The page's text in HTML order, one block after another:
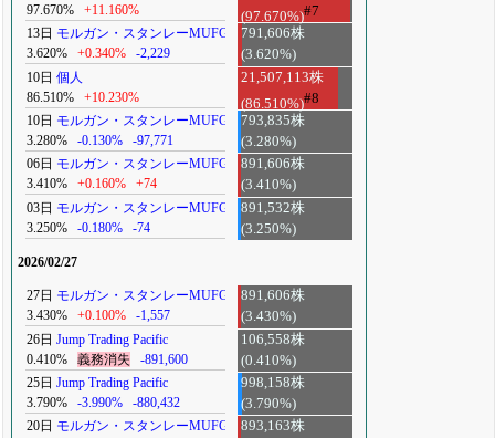
97.670%
+11.160%
(97.670%)#7
13日 モルガン・スタンレーMUFG
3.620%
+0.340% -2,229
791,606株
(3.620%)
10日 個人
86.510%
+10.230%
21,507,113株
(86.510%)#8
10日 モルガン・スタンレーMUFG
3.280%
-0.130% -97,771
793,835株
(3.280%)
06日 モルガン・スタンレーMUFG
3.410%
+0.160% +74
891,606株
(3.410%)
03日 モルガン・スタンレーMUFG
3.250%
-0.180% -74
891,532株
(3.250%)
2026/02/27
27日 モルガン・スタンレーMUFG
3.430%
+0.100% -1,557
891,606株
(3.430%)
26日 Jump Trading Pacific
0.410%
義務消失 -891,600
106,558株
(0.410%)
25日 Jump Trading Pacific
3.790%
-3.990% -880,432
998,158株
(3.790%)
20日 モルガン・スタンレーMUFG
893,163株